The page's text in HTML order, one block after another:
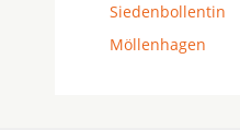
Siedenbollentin
Möllenhagen